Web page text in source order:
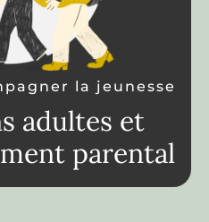
la jeunesse
adultes et
parental